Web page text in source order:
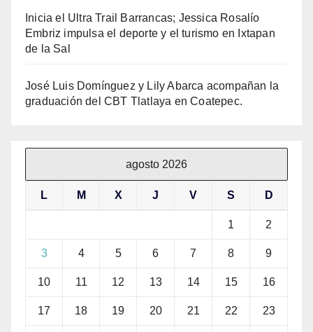
Inicia el Ultra Trail Barrancas; Jessica Rosalío
Embriz impulsa el deporte y el turismo en Ixtapan
de la Sal
José Luis Domínguez y Lily Abarca acompañan la
graduación del CBT Tlatlaya en Coatepec.
agosto 2026
L M X J V S D
1 2
3 4 5 6 7 8 9
10 11 12 13 14 15 16
17 18 19 20 21 22 23